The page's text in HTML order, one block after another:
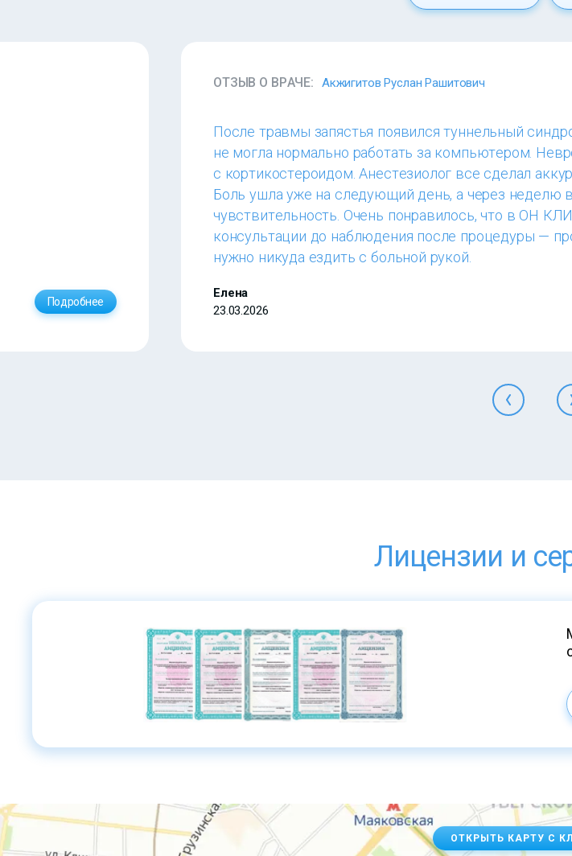
Подробнее
ОТЗЫВ О ВРАЧЕ: Акжигитов Руслан Рашитович
После травмы запястья появился туннельный
не могла нормально работать за компьютером.
с кортикостероидом. Анестезиолог все сделал
Боль ушла уже на следующий день, а через неделю
чувствительность. Очень понравилось, что в ОН
консультации до наблюдения после процедуры —
нужно никуда ездить с больной рукой.
Елена
23.03.2026
Лицензии и
ОТКРЫТЬ КАРТУ С